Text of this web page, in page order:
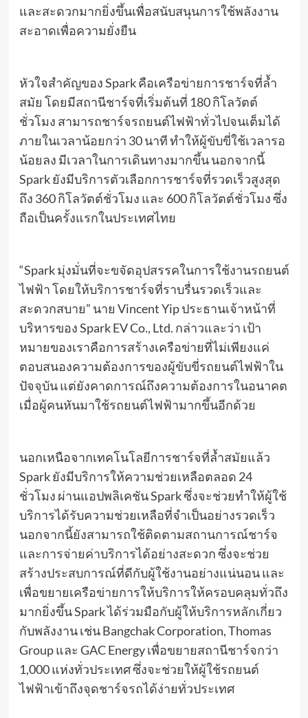
และสะดวกมากยิ่งขึ้นเพื่อสนับสนุนการใช้พลังงาน
สะอาดเพื่อความยั่งยืน
หัวใจสำคัญของ Spark คือเครือข่ายการชาร์จที่ล้ำ
สมัย โดยมีสถานีชาร์จที่เริ่มต้นที่ 180 กิโลวัตต์
ชั่วโมง สามารถชาร์จรถยนต์ไฟฟ้าทั่วไปจนเต็มได้
ภายในเวลาน้อยกว่า 30 นาที ทำให้ผู้ขับขี่ใช้เวลารอ
น้อยลง มีเวลาในการเดินทางมากขึ้น นอกจากนี้
Spark ยังมีบริการตัวเลือกการชาร์จที่รวดเร็วสูงสุด
ถึง 360 กิโลวัตต์ชั่วโมง และ 600 กิโลวัตต์ชั่วโมง ซึ่ง
ถือเป็นครั้งแรกในประเทศไทย
“Spark มุ่งมั่นที่จะขจัดอุปสรรคในการใช้งานรถยนต์
ไฟฟ้า โดยให้บริการชาร์จที่ราบรื่นรวดเร็วและ
สะดวกสบาย” นาย Vincent Yip ประธานเจ้าหน้าที่
บริหารของ Spark EV Co., Ltd. กล่าวและว่า เป้า
หมายของเราคือการสร้างเครือข่ายที่ไม่เพียงแค่
ตอบสนองความต้องการของผู้ขับขี่รถยนต์ไฟฟ้าใน
ปัจจุบัน แต่ยังคาดการณ์ถึงความต้องการในอนาคต
เมื่อผู้คนหันมาใช้รถยนต์ไฟฟ้ามากขึ้นอีกด้วย
นอกเหนือจากเทคโนโลยีการชาร์จที่ล้ำสมัยแล้ว
Spark ยังมีบริการให้ความช่วยเหลือตลอด 24
ชั่วโมง ผ่านแอปพลิเคชัน Spark ซึ่งจะช่วยทำให้ผู้ใช้
บริการได้รับความช่วยเหลือที่จำเป็นอย่างรวดเร็ว
นอกจากนี้ยังสามารถใช้ติดตามสถานการณ์ชาร์จ
และการจ่ายค่าบริการได้อย่างสะดวก ซึ่งจะช่วย
สร้างประสบการณ์ที่ดีกับผู้ใช้งานอย่างแน่นอน และ
เพื่อขยายเครือข่ายการให้บริการให้ครอบคลุมทั่วถึง
มากยิ่งขึ้น Spark ได้ร่วมมือกับผู้ให้บริการหลักเกี่ยว
กับพลังงาน เช่น Bangchak Corporation, Thomas
Group และ GAC Energy เพื่อขยายสถานีชาร์จกว่า
1,000 แห่งทั่วประเทศ ซึ่งจะช่วยให้ผู้ใช้รถยนต์
ไฟฟ้าเข้าถึงจุดชาร์จรถได้ง่ายทั่วประเทศ